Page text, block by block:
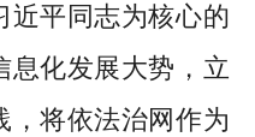
近平同志为核心的
息化发展大势，立
，将依法治网作为